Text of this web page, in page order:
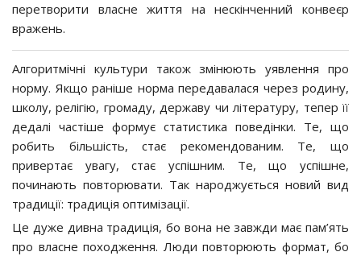
перетворити власне життя на нескінченний конвеєр
вражень.
Алгоритмічні культури також змінюють уявлення про
норму. Якщо раніше норма передавалася через родину,
школу, релігію, громаду, державу чи літературу, тепер її
дедалі частіше формує статистика поведінки. Те, що
робить більшість, стає рекомендованим. Те, що
привертає увагу, стає успішним. Те, що успішне,
починають повторювати. Так народжується новий вид
традиції: традиція оптимізації.
Це дуже дивна традиція, бо вона не завжди має пам’ять
про власне походження. Люди повторюють формат, бо